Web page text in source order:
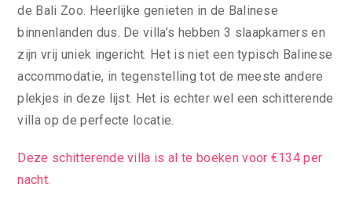
de Bali Zoo. Heerlijke genieten in de Balinese
binnenlanden dus. De villa’s hebben 3 slaapkamers en
zijn vrij uniek ingericht. Het is niet een typisch Balinese
accommodatie, in tegenstelling tot de meeste andere
plekjes in deze lijst. Het is echter wel een schitterende
villa op de perfecte locatie.
Deze schitterende villa is al te boeken voor €134 per
nacht.